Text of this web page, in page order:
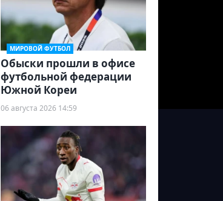
МИРОВОЙ ФУТБОЛ
Обыски прошли в офисе
футбольной федерации
Южной Кореи
06 августа 2026 14:59